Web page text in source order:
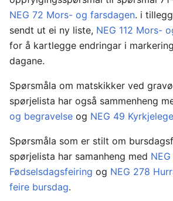
NEG 72 Mors- og farsdagen. i
sendt ut ei ny liste, NEG 112 Mors-
for å kartlegge endringar i
dagane.
Spørsmåla om matskikker ved
spørjelista har også sammenheng
og begravelse og NEG 49
Spørsmåla som er stilt om
spørjelista har samanheng med
Fødselsdagsfeiring og NEG 278
feire bursdag.